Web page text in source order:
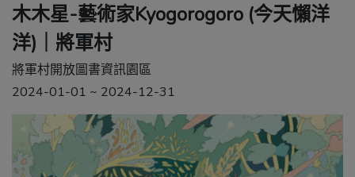
木木星-藝術家Kyogorogoro (今天懶洋
洋)｜將軍村
將軍村開放圖書資訊園區
2024-01-01 ~ 2024-12-31